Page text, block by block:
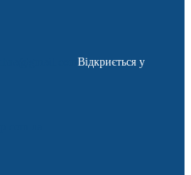
Відкриється у